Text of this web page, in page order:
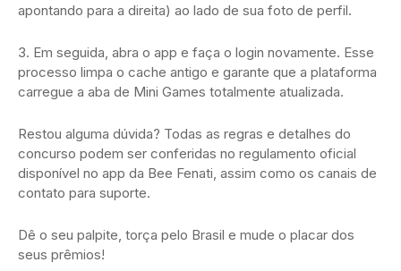
apontando para a direita) ao lado de sua foto de perfil.
Em seguida, abra o app e faça o login novamente. Esse
processo limpa o cache antigo e garante que a plataforma
carregue a aba de Mini Games totalmente atualizada.
Restou alguma dúvida? Todas as regras e detalhes do
concurso podem ser conferidas no regulamento oficial
disponível no app da Bee Fenati, assim como os canais de
contato para suporte.
Dê o seu palpite, torça pelo Brasil e mude o placar dos
seus prêmios!